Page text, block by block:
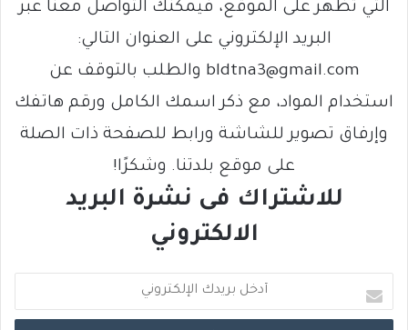
التي تظهر على الموقع، فيمكنك التواصل معنا عبر
البريد الإلكتروني على العنوان التالي:
bldtna3@gmail.com والطلب بالتوقف عن
استخدام المواد، مع ذكر اسمك الكامل ورقم هاتفك
وإرفاق تصوير للشاشة ورابط للصفحة ذات الصلة
على موقع بلدتنا. وشكرًا!
للاشتراك فى نشرة البريد
الالكتروني
د